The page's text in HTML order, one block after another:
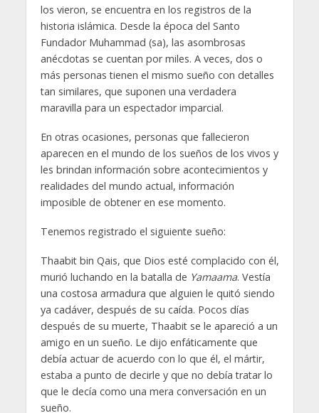
los vieron, se encuentra en los registros de la
historia islámica. Desde la época del Santo
Fundador Muhammad (sa), las asombrosas
anécdotas se cuentan por miles. A veces, dos o
más personas tienen el mismo sueño con detalles
tan similares, que suponen una verdadera
maravilla para un espectador imparcial.
En otras ocasiones, personas que fallecieron
aparecen en el mundo de los sueños de los vivos y
les brindan información sobre acontecimientos y
realidades del mundo actual, información
imposible de obtener en ese momento.
Tenemos registrado el siguiente sueño:
Thaabit bin Qais, que Dios esté complacido con él,
murió luchando en la batalla de Yamaama. Vestía
una costosa armadura que alguien le quitó siendo
ya cadáver, después de su caída. Pocos días
después de su muerte, Thaabit se le apareció a un
amigo en un sueño. Le dijo enfáticamente que
debía actuar de acuerdo con lo que él, el mártir,
estaba a punto de decirle y que no debía tratar lo
que le decía como una mera conversación en un
sueño.